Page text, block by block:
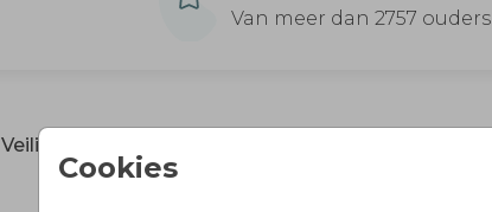
Cookies
Van meer dan 2757 ouders
Veilig en vertrouwd winkelen en betalen